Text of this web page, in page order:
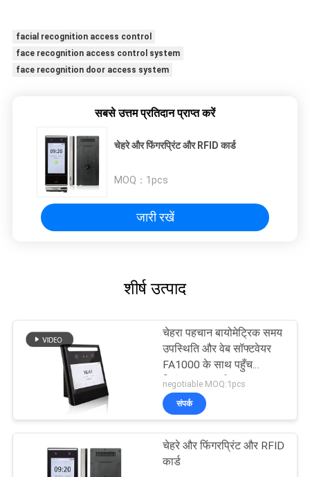
facial recognition access control
face recognition access control system
face recognition door access system
सबसे उत्तम प्रतिदान प्राप्त करें
चेहरे और फिंगरप्रिंट और RFID कार्ड
MOQ： 1pcs
जारी रखें
शीर्ष उत्पाद
चेहरा पहचान बायोमेट्रिक समय
उपस्थिति और वेब सॉफ्टवेयर
FA1000 के साथ पहुँच
नियंत्रण प्रणाली
negotiable MOQ:1pcs
संपर्क
चेहरे और फिंगरप्रिंट और RFID
कार्ड